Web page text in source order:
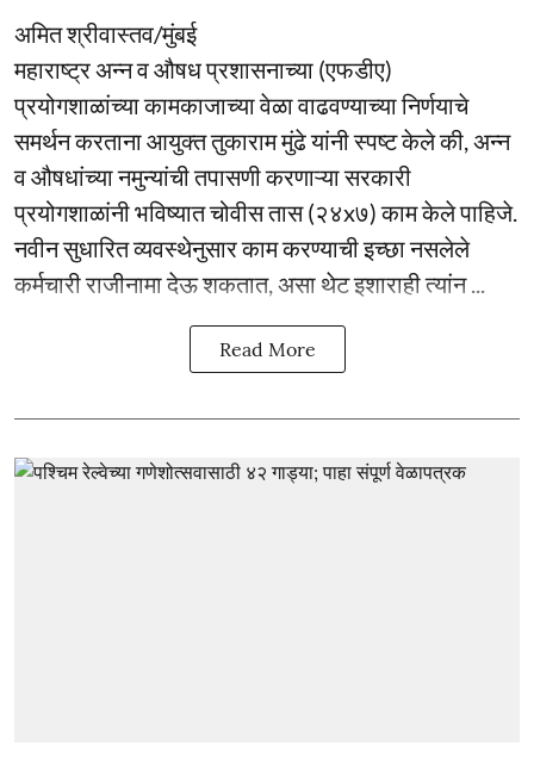
अमित श्रीवास्तव/मुंबई
महाराष्ट्र अन्न व औषध प्रशासनाच्या (एफडीए)
प्रयोगशाळांच्या कामकाजाच्या वेळा वाढवण्याच्या निर्णयाचे
समर्थन करताना आयुक्त तुकाराम मुंढे यांनी स्पष्ट केले की, अन्न
व औषधांच्या नमुन्यांची तपासणी करणाऱ्या सरकारी
प्रयोगशाळांनी भविष्यात चोवीस तास (२४x७) काम केले पाहिजे.
नवीन सुधारित व्यवस्थेनुसार काम करण्याची इच्छा नसलेले
कर्मचारी राजीनामा देऊ शकतात, असा थेट इशाराही त्यांन ...
Read More